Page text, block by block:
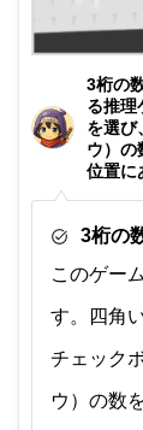
3桁の
る推理
を選
ウ）の
位置
3桁の
このゲー
す。四角
チェック
ウ）の数